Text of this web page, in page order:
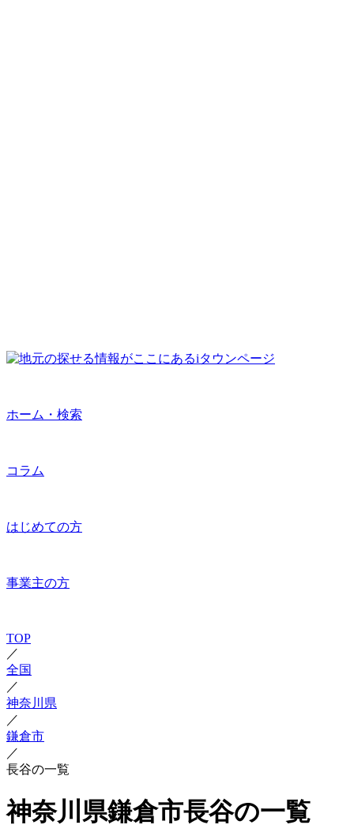
ホーム・検索
コラム
はじめての方
事業主の方
TOP
／
全国
／
神奈川県
／
鎌倉市
／
長谷の一覧
神奈川県鎌倉市長谷の一覧